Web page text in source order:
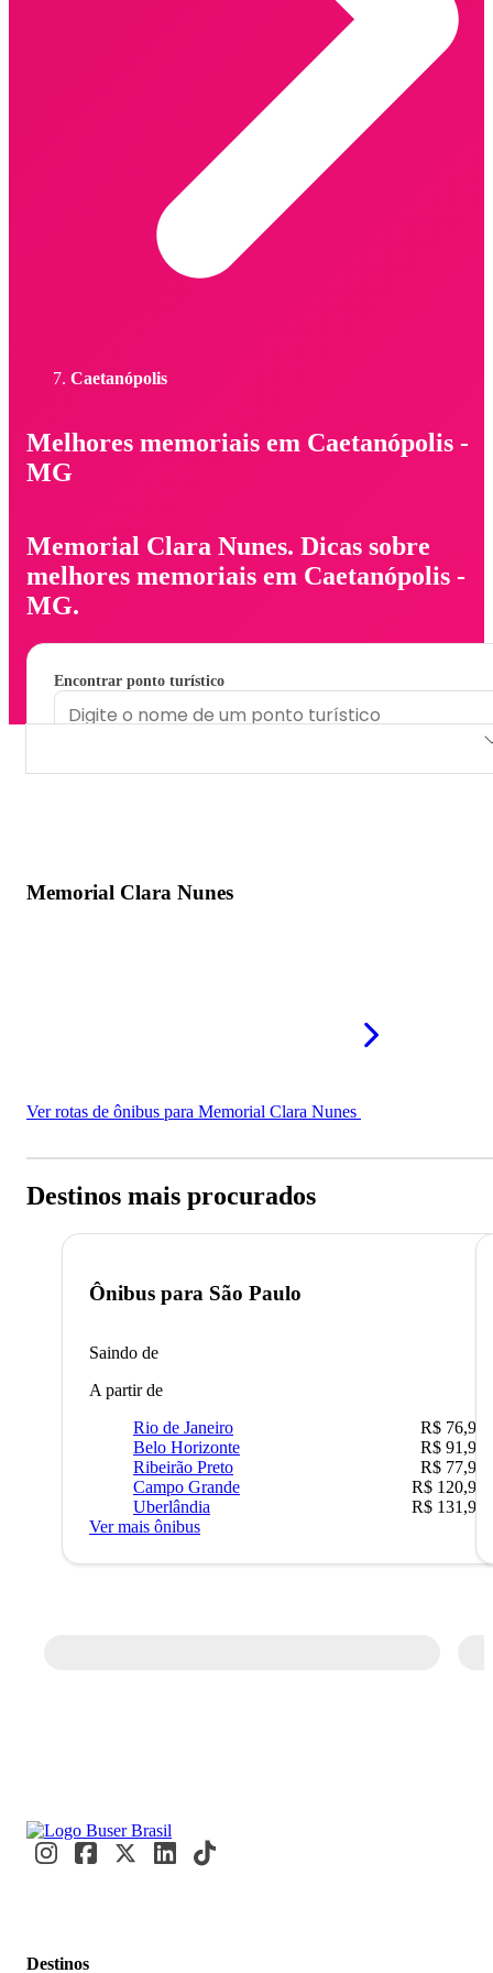
Caetanópolis
Melhores memoriais em Caetanópolis -
MG
Memorial Clara Nunes. Dicas sobre
melhores memoriais em Caetanópolis -
MG.
Encontrar ponto turístico
Memorial Clara Nunes
Ver rotas de ônibus para Memorial Clara Nunes
Destinos mais procurados
Ônibus para São Paulo
Saindo de
A partir de
Rio de Janeiro
R$ 76,90
Belo Horizonte
R$ 91,90
Ribeirão Preto
R$ 77,90
Campo Grande
R$ 120,90
Uberlândia
R$ 131,90
Ver mais ônibus
Destinos